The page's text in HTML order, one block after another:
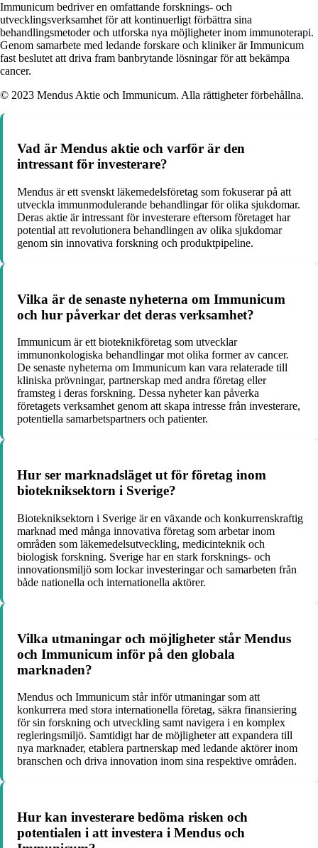
Immunicum bedriver en omfattande forsknings- och
utvecklingsverksamhet för att kontinuerligt förbättra sina
behandlingsmetoder och utforska nya möjligheter inom immunoterapi.
Genom samarbete med ledande forskare och kliniker är Immunicum
fast beslutet att driva fram banbrytande lösningar för att bekämpa
cancer.
© 2023 Mendus Aktie och Immunicum. Alla rättigheter förbehållna.
Vad är Mendus aktie och varför är den
intressant för investerare?
Mendus är ett svenskt läkemedelsföretag som fokuserar på att
utveckla immunmodulerande behandlingar för olika sjukdomar.
Deras aktie är intressant för investerare eftersom företaget har
potential att revolutionera behandlingen av olika sjukdomar
genom sin innovativa forskning och produktpipeline.
Vilka är de senaste nyheterna om Immunicum
och hur påverkar det deras verksamhet?
Immunicum är ett bioteknikföretag som utvecklar
immunonkologiska behandlingar mot olika former av cancer.
De senaste nyheterna om Immunicum kan vara relaterade till
kliniska prövningar, partnerskap med andra företag eller
framsteg i deras forskning. Dessa nyheter kan påverka
företagets verksamhet genom att skapa intresse från investerare,
potentiella samarbetspartners och patienter.
Hur ser marknadsläget ut för företag inom
biotekniksektorn i Sverige?
Biotekniksektorn i Sverige är en växande och konkurrenskraftig
marknad med många innovativa företag som arbetar inom
områden som läkemedelsutveckling, medicinteknik och
biologisk forskning. Sverige har en stark forsknings- och
innovationsmiljö som lockar investeringar och samarbeten från
både nationella och internationella aktörer.
Vilka utmaningar och möjligheter står Mendus
och Immunicum inför på den globala
marknaden?
Mendus och Immunicum står inför utmaningar som att
konkurrera med stora internationella företag, säkra finansiering
för sin forskning och utveckling samt navigera i en komplex
regleringsmiljö. Samtidigt har de möjligheter att expandera till
nya marknader, etablera partnerskap med ledande aktörer inom
branschen och driva innovation inom sina respektive områden.
Hur kan investerare bedöma risken och
potentialen i att investera i Mendus och